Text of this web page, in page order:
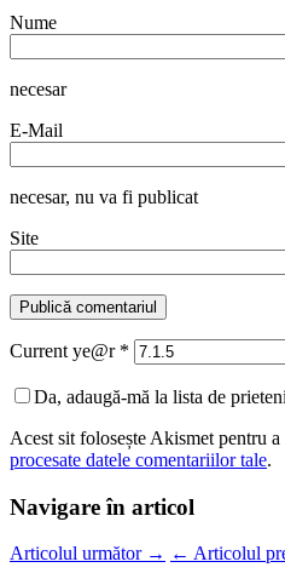
Nume
necesar
E-Mail
necesar, nu va fi publicat
Site
Current ye@r *
Da, adaugă-mă la lista de
Acest sit folosește Akismet pentru a
procesate datele comentariilor tale.
Navigare în articol
Articolul următor → ← Articolul